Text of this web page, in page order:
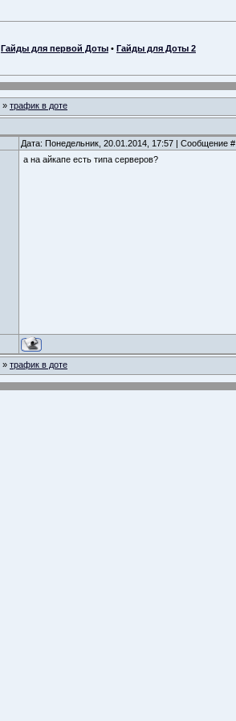
Гайды для первой Доты • Гайды для Доты 2
» трафик в доте
Дата: Понедельник, 20.01.2014, 17:57 | Сообщение #
а на айкапе есть типа серверов?
» трафик в доте